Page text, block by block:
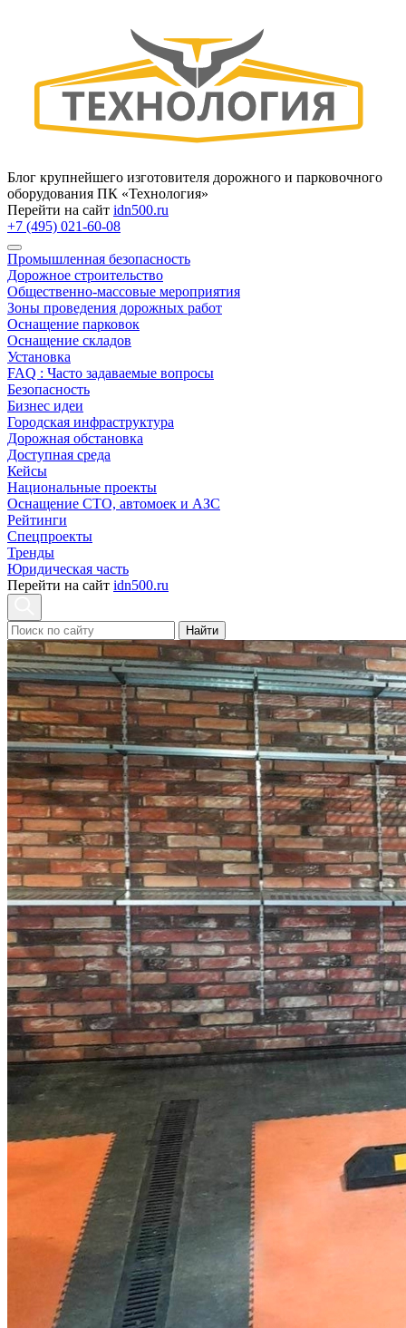
Блог крупнейшего изготовителя дорожного и парковочного
оборудования ПК «Технология»
Перейти на сайт idn500.ru
+7 (495) 021-60-08
Промышленная безопасность
Дорожное строительство
Общественно‑массовые мероприятия
Зоны проведения дорожных работ
Оснащение парковок
Оснащение складов
Установка
FAQ : Часто задаваемые вопросы
Безопасность
Бизнес идеи
Городская инфраструктура
Дорожная обстановка
Доступная среда
Кейсы
Национальные проекты
Оснащение СТО, автомоек и АЗС
Рейтинги
Спецпроекты
Тренды
Юридическая часть
Перейти на сайт idn500.ru
Найти